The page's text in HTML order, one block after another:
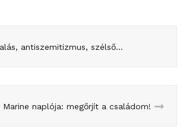
259. Adócsalás, antiszemitizmus, szélsőjobb
Marine naplója: megőrjít a családom!